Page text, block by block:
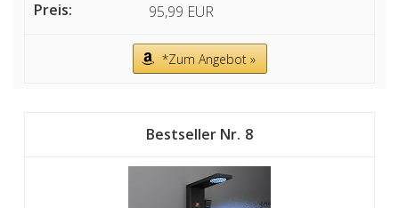
95,99 EUR
*Zum Angebot »
8